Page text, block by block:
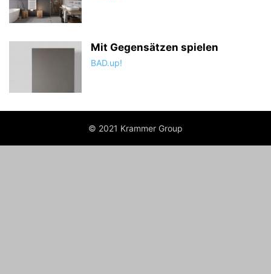
Mit Gegensätzen spielen
BAD.up!
© 2021 Krammer Group